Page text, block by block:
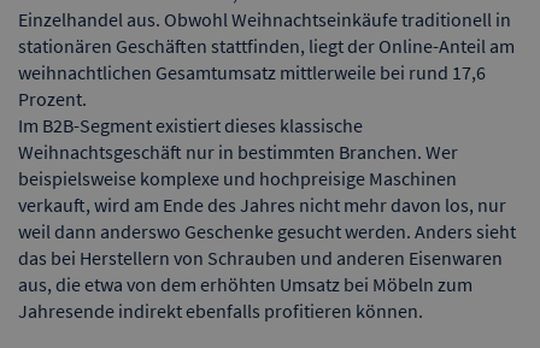
Einzelhandel aus. Obwohl Weihnachtseinkäufe traditionell in
stationären Geschäften stattfinden, liegt der Online-Anteil am
weihnachtlichen Gesamtumsatz mittlerweile bei rund 17,6
Prozent.
Im B2B-Segment existiert dieses klassische
Weihnachtsgeschäft nur in bestimmten Branchen. Wer
beispielsweise komplexe und hochpreisige Maschinen
verkauft, wird am Ende des Jahres nicht mehr davon los, nur
weil dann anderswo Geschenke gesucht werden. Anders sieht
das bei Herstellern von Schrauben und anderen Eisenwaren
aus, die etwa von dem erhöhten Umsatz bei Möbeln zum
Jahresende indirekt ebenfalls profitieren können.